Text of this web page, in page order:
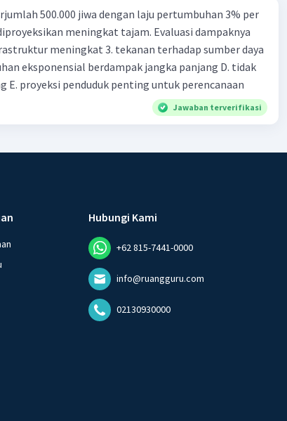
500.000 jiwa dengan laju pertumbuhan 3% per
meningkat tajam. Evaluasi dampaknya
meningkat 3. tekanan terhadap sumber daya
eksponensial berdampak jangka panjang D. tidak
E. proyeksi penduduk penting untuk perencanaan
Jawaban terverifikasi
Hubungi Kami
+62 815-7441-0000
info@ruangguru.com
02130930000